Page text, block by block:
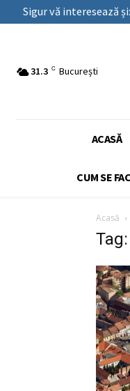
Sigur vă interesează și:
31.3 C București
ACASĂ
CUM SE
Acasă